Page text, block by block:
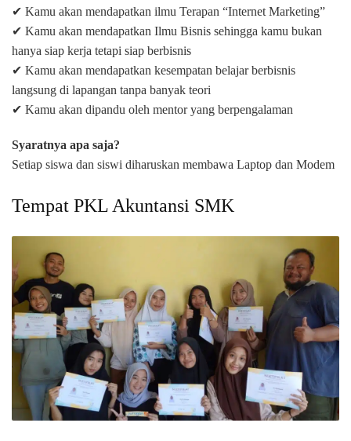
✔ Kamu akan mendapatkan ilmu Terapan “Internet Marketing”
✔ Kamu akan mendapatkan Ilmu Bisnis sehingga kamu bukan
hanya siap kerja tetapi siap berbisnis
✔ Kamu akan mendapatkan kesempatan belajar berbisnis
langsung di lapangan tanpa banyak teori
✔ Kamu akan dipandu oleh mentor yang berpengalaman
Syaratnya apa saja?
Setiap siswa dan siswi diharuskan membawa Laptop dan Modem
Tempat PKL Akuntansi SMK